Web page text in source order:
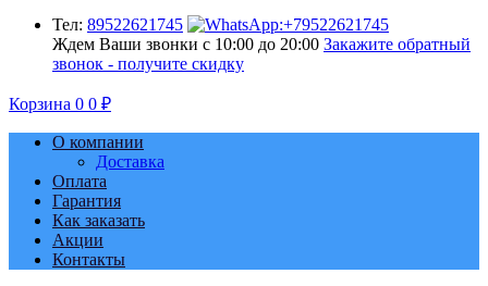
Тел: 89522621745
Ждем Ваши звонки с 10:00 до 20:00 Закажите обратный
звонок - получите скидку
Корзина 0 0 ₽
О компании
Доставка
Оплата
Гарантия
Как заказать
Акции
Контакты